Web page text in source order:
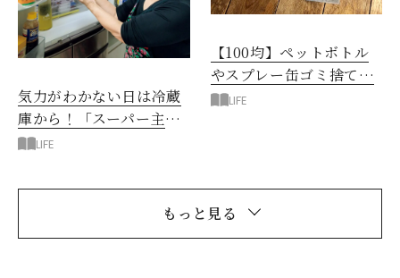
気力がわかない日は冷蔵
庫から！「スーパー主
婦」の片づけ＆掃除12の
LIFE
【100均】ペットボトル
やスプレー缶ゴミ捨てグ
ッズ
LIFE
もっと見る